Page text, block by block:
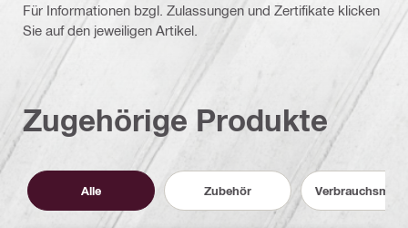
Für Informationen bzgl. Zulassungen und Zertifikate klicken
Sie auf den jeweiligen Artikel.
Zugehörige Produkte
Alle Zubehör